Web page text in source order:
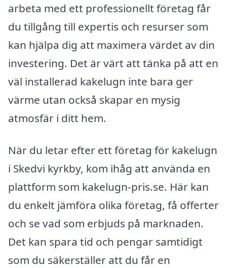
arbeta med ett professionellt företag får
du tillgång till expertis och resurser som
kan hjälpa dig att maximera värdet av din
investering. Det är värt att tänka på att en
väl installerad kakelugn inte bara ger
värme utan också skapar en mysig
atmosfär i ditt hem.
När du letar efter ett företag för kakelugn
i Skedvi kyrkby, kom ihåg att använda en
plattform som kakelugn-pris.se. Här kan
du enkelt jämföra olika företag, få offerter
och se vad som erbjuds på marknaden.
Det kan spara tid och pengar samtidigt
som du säkerställer att du får en